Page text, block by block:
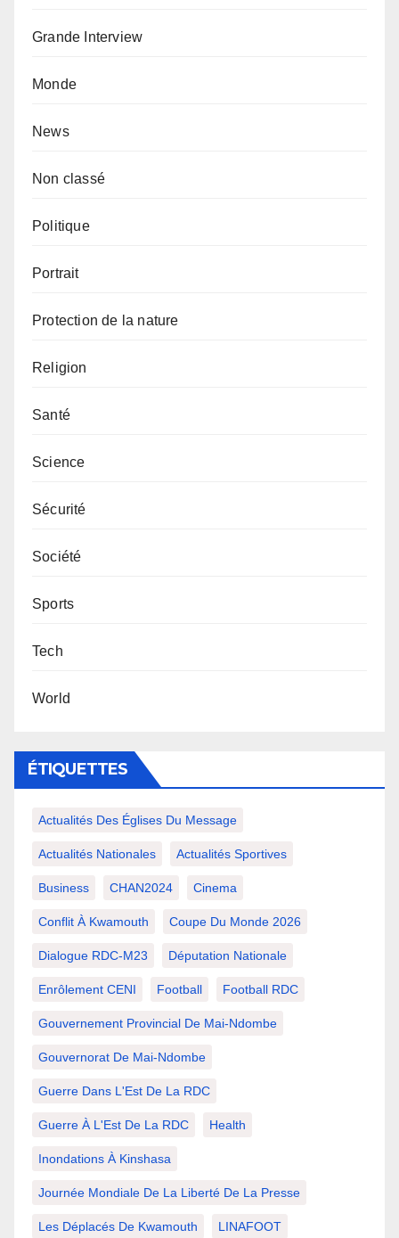
Grande Interview
Monde
News
Non classé
Politique
Portrait
Protection de la nature
Religion
Santé
Science
Sécurité
Société
Sports
Tech
World
ÉTIQUETTES
Actualités Des Églises Du Message
Actualités Nationales Actualités Sportives
Business CHAN2024 Cinema
Conflit À Kwamouth Coupe Du Monde 2026
Dialogue RDC-M23 Députation Nationale
Enrôlement CENI Football Football RDC
Gouvernement Provincial De Mai-Ndombe
Gouvernorat De Mai-Ndombe
Guerre Dans L'Est De La RDC
Guerre À L'Est De La RDC Health
Inondations À Kinshasa
Journée Mondiale De La Liberté De La Presse
Les Déplacés De Kwamouth LINAFOOT